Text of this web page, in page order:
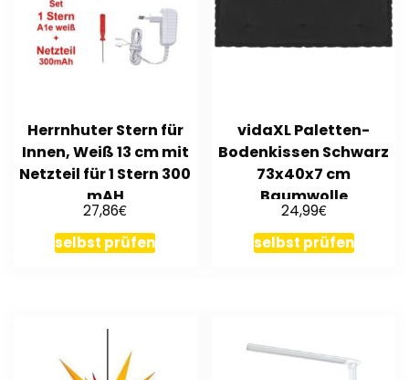
Herrnhuter Stern für
Innen, Weiß 13 cm mit
Netzteil für 1 Stern 300
mAH
27,86€
selbst prüfen
vidaXL Paletten-
Bodenkissen Schwarz
73x40x7 cm
Baumwolle
24,99€
selbst prüfen